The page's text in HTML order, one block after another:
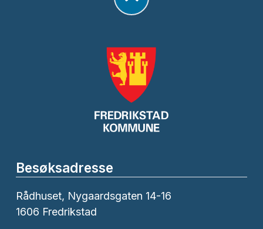
Besøksadresse
Rådhuset, Nygaardsgaten 14-16
1606 Fredrikstad